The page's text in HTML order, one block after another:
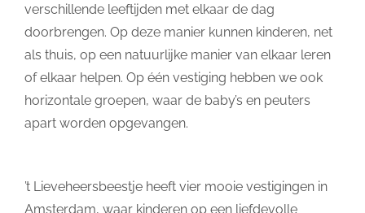
verschillende leeftijden met elkaar de dag
doorbrengen. Op deze manier kunnen kinderen, net
als thuis, op een natuurlijke manier van elkaar leren
of elkaar helpen. Op één vestiging hebben we ook
horizontale groepen, waar de baby’s en peuters
apart worden opgevangen.
’t Lieveheersbeestje heeft vier mooie vestigingen in
Amsterdam, waar kinderen op een liefdevolle